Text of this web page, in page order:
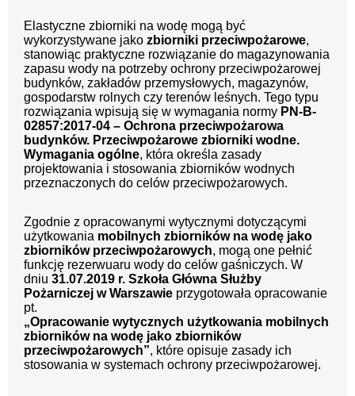
Elastyczne zbiorniki na wodę mogą być
wykorzystywane jako zbiorniki przeciwpożarowe,
stanowiąc praktyczne rozwiązanie do magazynowania
zapasu wody na potrzeby ochrony przeciwpożarowej
budynków, zakładów przemysłowych, magazynów,
gospodarstw rolnych czy terenów leśnych. Tego typu
rozwiązania wpisują się w wymagania normy PN-B-
02857:2017-04 – Ochrona przeciwpożarowa
budynków. Przeciwpożarowe zbiorniki wodne.
Wymagania ogólne, która określa zasady
projektowania i stosowania zbiorników wodnych
przeznaczonych do celów przeciwpożarowych.
Zgodnie z opracowanymi wytycznymi dotyczącymi
użytkowania mobilnych zbiorników na wodę jako
zbiorników przeciwpożarowych, mogą one pełnić
funkcję rezerwuaru wody do celów gaśniczych. W
dniu 31.07.2019 r. Szkoła Główna Służby
Pożarniczej w Warszawie przygotowała opracowanie
pt.
„Opracowanie wytycznych użytkowania mobilnych
zbiorników na wodę jako zbiorników
przeciwpożarowych”, które opisuje zasady ich
stosowania w systemach ochrony przeciwpożarowej.